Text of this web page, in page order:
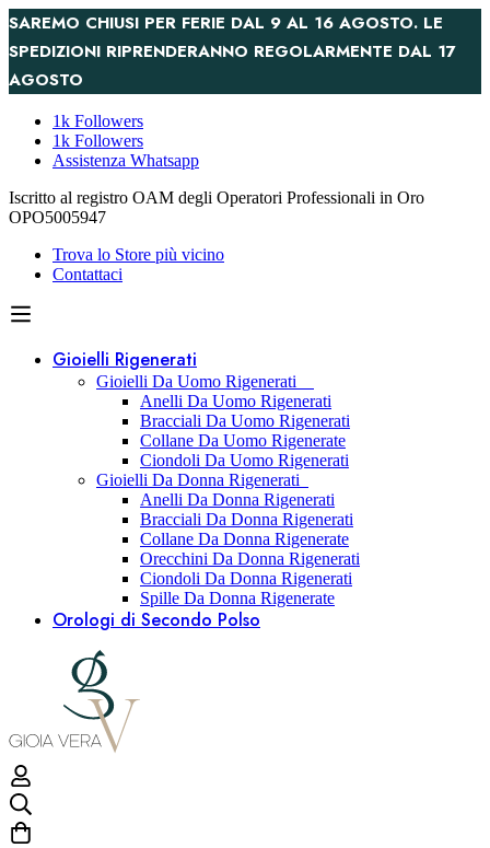
SAREMO CHIUSI PER FERIE DAL 9 AL 16 AGOSTO. LE
SPEDIZIONI RIPRENDERANNO REGOLARMENTE DAL 17
AGOSTO
1k Followers
1k Followers
Assistenza Whatsapp
Iscritto al registro OAM degli Operatori Professionali in Oro
OPO5005947
Trova lo Store più vicino
Contattaci
Gioielli Rigenerati
Gioielli Da Uomo Rigenerati
Anelli Da Uomo Rigenerati
Bracciali Da Uomo Rigenerati
Collane Da Uomo Rigenerate
Ciondoli Da Uomo Rigenerati
Gioielli Da Donna Rigenerati
Anelli Da Donna Rigenerati
Bracciali Da Donna Rigenerati
Collane Da Donna Rigenerate
Orecchini Da Donna Rigenerati
Ciondoli Da Donna Rigenerati
Spille Da Donna Rigenerate
Orologi di Secondo Polso